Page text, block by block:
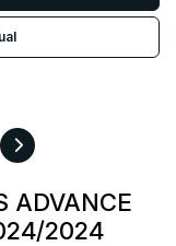
ADVANCE
2024